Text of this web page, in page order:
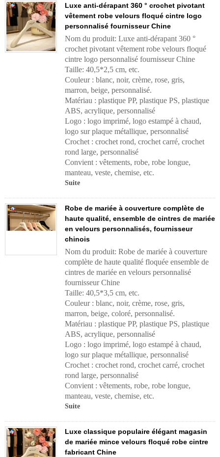
Luxe anti-dérapant 360 ° crochet pivotant
vêtement robe velours floqué cintre logo
personnalisé fournisseur Chine
Nom du produit: Luxe anti-dérapant 360 °
crochet pivotant vêtement robe velours floqué
cintre logo personnalisé fournisseur Chine
Taille: 40,5*2,5 cm, etc.
Couleur : blanc, noir, crème, rose, gris,
marron, beige, personnalisé.
Matériau : plastique PP, plastique PS, plastique
ABS, acrylique, personnalisé
Logo : logo imprimé, logo estampé à chaud,
logo sur plaque métallique, personnalisé
Crochet : crochet rond, crochet carré, crochet
rond large, personnalisé
Convient : vêtements, robe, robe longue,
manteau, veste, chemise, etc.
Suite
Robe de mariée à couverture complète de
haute qualité, ensemble de cintres de mariée
en velours personnalisés, fournisseur
chinois
Nom du produit: Robe de mariée à couverture
complète de haute qualité floquée ensemble de
cintres de mariée en velours personnalisé
fournisseur Chine
Taille: 40,5*3,5 cm, etc.
Couleur : blanc, noir, crème, rose, gris,
marron, beige, coloré, personnalisé.
Matériau : plastique PP, plastique PS, plastique
ABS, acrylique, personnalisé
Logo : logo imprimé, logo estampé à chaud,
logo sur plaque métallique, personnalisé
Crochet : crochet rond, crochet carré, crochet
rond large, personnalisé
Convient : vêtements, robe, robe longue,
manteau, veste, chemise, etc.
Suite
Luxe classique populaire élégant magasin
de mariée mince velours floqué robe cintre
fabricant Chine